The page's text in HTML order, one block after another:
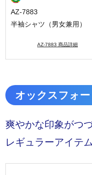
AZ-7883
半袖シャツ（男女兼用）
AZ-7883 商品詳細
オックスフォ
爽やかな印象がつ
レギュラーアイテム